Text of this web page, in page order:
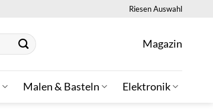
Riesen Auswahl
Magazin
Malen & Basteln Elektronik